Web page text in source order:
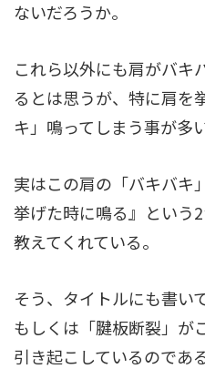
ないだろうか。
これら以外にも肩がバキ
るとは思うが、特に肩を
キ」鳴ってしまう事が多
実はこの肩の「バキバキ
挙げた時に鳴る』という
教えてくれている。
そう、タイトルにも書い
もしくは「腱板断裂」が
引き起こしているのである